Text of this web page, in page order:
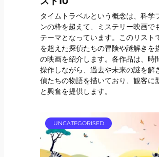
タイムトラベルという概念は、科学
ンの枠を超えて、ミステリー映画で
テーマとなっています。このリスト
を超えた探偵たちの冒険や謎解きを
の映画を紹介します。各作品は、時
操作しながら、過去や未来の謎を解
偵たちの物語を描いており、観客に
と興奮を提供します。
UNCATEGORISED